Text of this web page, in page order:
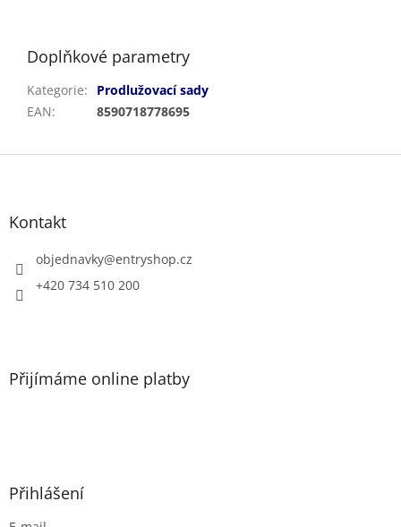
Doplňkové parametry
Kategorie:
Prodlužovací sady
EAN: 8590718778695
Z
Kontakt
objednavky@entryshop.cz
+420 734 510 200
Přijímáme online platby
Přihlášení